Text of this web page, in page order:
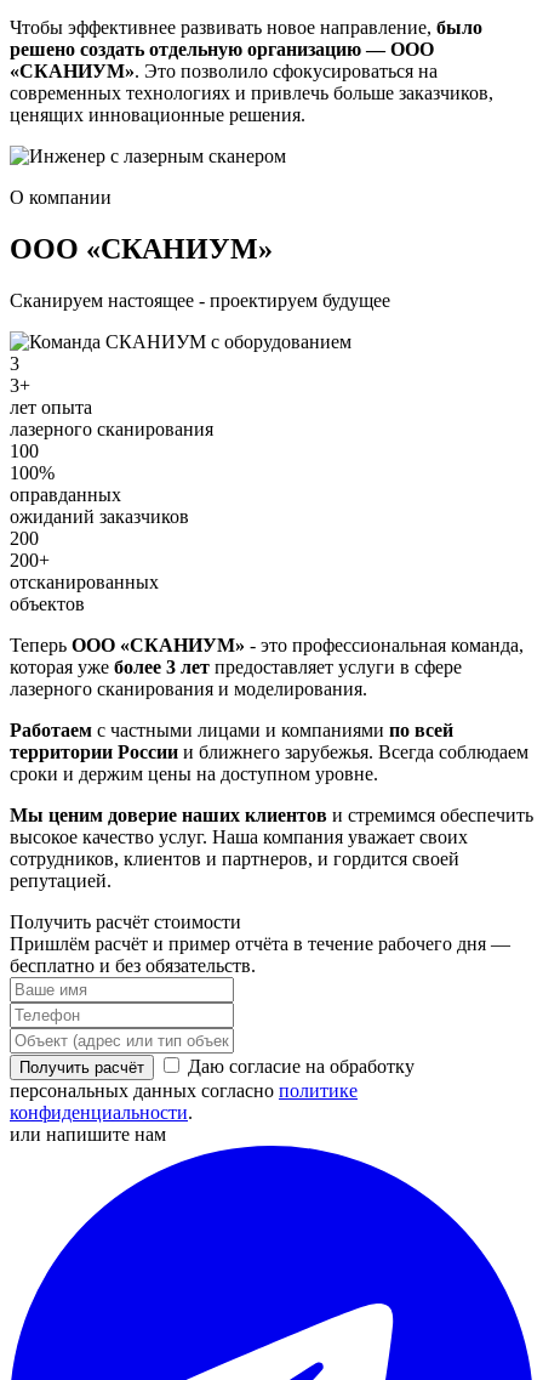
Чтобы эффективнее развивать новое направление, было
решено создать отдельную организацию — ООО
«СКАНИУМ». Это позволило сфокусироваться на
современных технологиях и привлечь больше заказчиков,
ценящих инновационные решения.
О компании
ООО «СКАНИУМ»
Сканируем настоящее - проектируем будущее
3
3+
лет опыта
лазерного сканирования
100
100%
оправданных
ожиданий заказчиков
200
200+
отсканированных
объектов
Теперь ООО «СКАНИУМ» - это профессиональная команда,
которая уже более 3 лет предоставляет услуги в сфере
лазерного сканирования и моделирования.
Работаем с частными лицами и компаниями по всей
территории России и ближнего зарубежья. Всегда соблюдаем
сроки и держим цены на доступном уровне.
Мы ценим доверие наших клиентов и стремимся обеспечить
высокое качество услуг. Наша компания уважает своих
сотрудников, клиентов и партнеров, и гордится своей
репутацией.
Получить расчёт стоимости
Пришлём расчёт и пример отчёта в течение рабочего дня —
бесплатно и без обязательств.
Получить расчёт
Даю согласие на обработку
персональных данных согласно политике
конфиденциальности.
или напишите нам